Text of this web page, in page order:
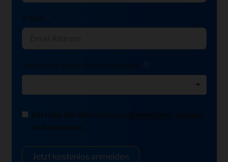
E-Mail
Ich möchte News-Updates erhalten:
Ich habe die Hinweise zum Datenschutz
und akzeptiert.
Jetzt kostenlos anmelden